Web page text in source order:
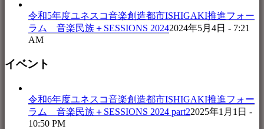
令和5年度ユネスコ音楽創造都市ISHIGAKI推進フォー
ラム 音楽民族＋SESSIONS 20242024年5月4日 - 7:21
AM
イベント
令和6年度ユネスコ音楽創造都市ISHIGAKI推進フォー
ラム 音楽民族＋SESSIONS 2024 part22025年1月1日 -
10:50 PM